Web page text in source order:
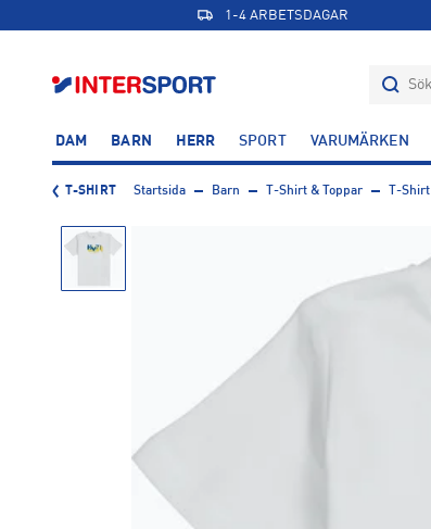
1-4 ARBETSDAGAR
DAM BARN HERR SPORT VARUMÄRKEN
T-SHIRT Startsida Barn T-Shirt & Toppar T-Shirt